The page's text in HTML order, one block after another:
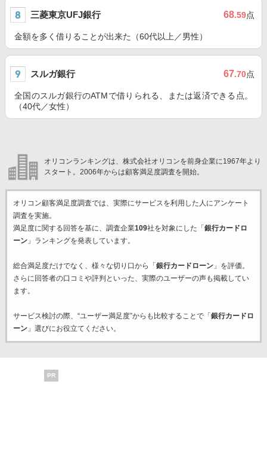
三菱東京UFJ銀行 68.59点
金額を多く借りることが出来た（60代以上／男性）
スルガ銀行 67.70点
全国のスルガ銀行のATMで借りられる、または返済できる点。
（40代／女性）
オリコンランキングは、株式会社オリコンを前身企業に1967年より
スタート。2006年からは顧客満足度調査を開始。
オリコン顧客満足度調査では、実際にサービスを利用した 人にアンケート
調査を実施。
満足度に関する回答を基に、調査企業109社を対象にした「 銀行カードロ
ーン」ランキングを発表しています。
総合満足度だけでなく、様々な切り口から「 銀行カードローン」を評価。
さらに回答者の口コミや評判といった、実際のユーザーの声も掲載してい
ます。
サービス検討の際、“ユーザー満足度”からも比較することで「 銀行カードロ
ーン」選びにお役立てください。
PR